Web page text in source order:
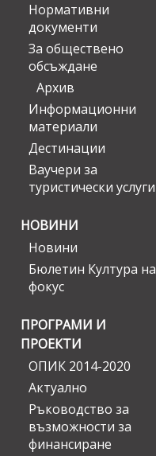
Нормативни
документи
За обществено
обсъждане
Архив
Информационни
материали
Дестинации
Ваучери за
туристически услуги
НОВИНИ
Новини
Бюлетин Култура на
фокус
ПРОГРАМИ И
ПРОЕКТИ
ОПИК 2014-2020
Актуално
Ръководство за
възможности за
финансиране